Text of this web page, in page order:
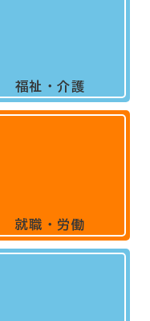
福祉・介護
就職・労働